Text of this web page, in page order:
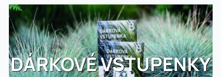
DÁRKOVÉ VSTUPENKY